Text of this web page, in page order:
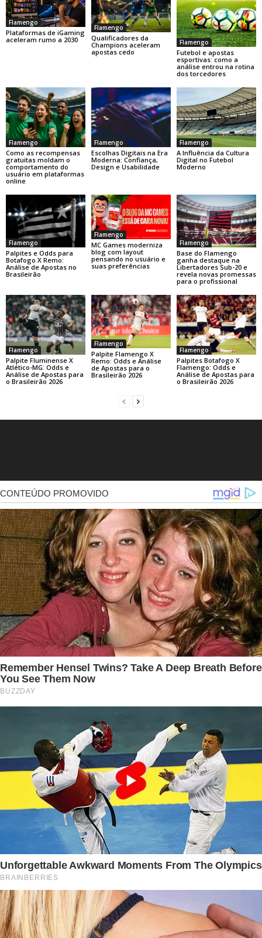
Flamengo
Plataformas de iGaming
aceleram rumo a 2030
Flamengo
Qualificadores da
Champions aceleram
apostas cedo
Flamengo
Futebol e apostas
esportivas: como a
análise entrou na rotina
dos torcedores
Flamengo
Como as recompensas
gratuitas moldam o
comportamento do
usuário em plataformas
online
Flamengo
Escolhas Digitais na Era
Moderna: Confiança,
Design e Usabilidade
Flamengo
A Influência da Cultura
Digital no Futebol
Moderno
Flamengo
Palpites e Odds para
Botafogo X Remo:
Análise de Apostas no
Brasileirão
Flamengo
MC Games moderniza
blog com layout
pensando no usuário e
suas preferências
Flamengo
Base do Flamengo
ganha destaque na
Libertadores Sub-20 e
revela novas promessas
para o profissional
Flamengo
Palpite Fluminense X
Atlético-MG: Odds e
Análise de Apostas para
o Brasileirão 2026
Flamengo
Palpite Flamengo X
Remo: Odds e Análise
de Apostas para o
Brasileirão 2026
Flamengo
Palpites Botafogo X
Flamengo: Odds e
Análise de Apostas para
o Brasileirão 2026